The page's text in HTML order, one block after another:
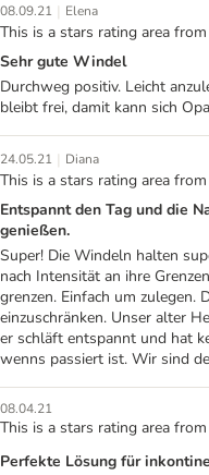
08.09.21 | Elena
This is a stars rating area
Sehr gute Windel
Durchweg positiv. Leicht
bleibt frei, damit kann sich
24.05.21 | Diana
This is a stars rating area
Entspannt den Tag und die
genießen.
Super! Die Windeln halten
nach Intensität an ihre
grenzen. Einfach um zulegen.
einzuschränken. Unser alter
er schläft entspannt und hat
wenns passiert ist. Wir sind
08.04.21
This is a stars rating area
Perfekte Lösung für